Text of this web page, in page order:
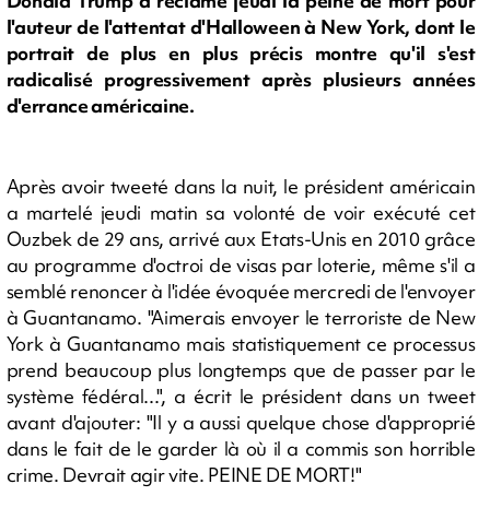
l'auteur de l'attentat d'Halloween à New York, dont le
portrait de plus en plus précis montre qu'il s'est
radicalisé progressivement après plusieurs années
d'errance américaine.
Après avoir tweeté dans la nuit, le président américain
a martelé jeudi matin sa volonté de voir exécuté cet
Ouzbek de 29 ans, arrivé aux Etats-Unis en 2010 grâce
au programme d'octroi de visas par loterie, même s'il a
semblé renoncer à l'idée évoquée mercredi de l'envoyer
à Guantanamo. "Aimerais envoyer le terroriste de New
York à Guantanamo mais statistiquement ce processus
prend beaucoup plus longtemps que de passer par le
système fédéral...", a écrit le président dans un tweet
avant d'ajouter: "Il y a aussi quelque chose d'approprié
dans le fait de le garder là où il a commis son horrible
crime. Devrait agir vite. PEINE DE MORT!"